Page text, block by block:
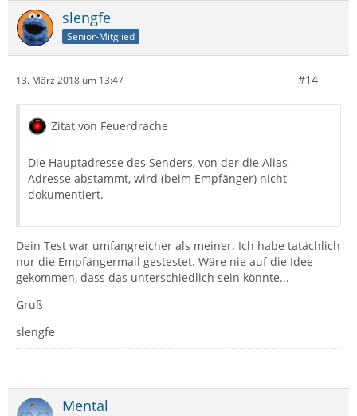
User-Agent: Posteo Webmail
slengfe
Senior-Mitglied
13. März 2018 um 13:47 #14
Zitat von Feuerdrache
Die Hauptadresse des Senders, von der die Alias-
Adresse abstammt, wird (beim Empfänger) nicht
dokumentiert.
Dein Test war umfangreicher als meiner. Ich habe tatächlich
nur die Empfängermail gestestet. Wäre nie auf die Idee
gekommen, dass das unterschiedlich sein könnte...
Gruß
slengfe
Mental